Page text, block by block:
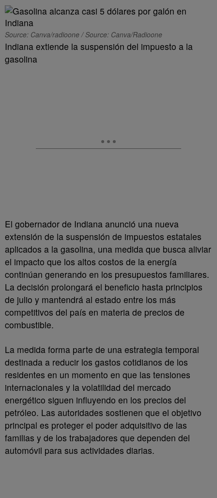
Source: Canva/radioone / Source: Canva/Radioone
Indiana extiende la suspensión del impuesto a la
gasolina
El gobernador de Indiana anunció una nueva
extensión de la suspensión de impuestos estatales
aplicados a la gasolina, una medida que busca aliviar
el impacto que los altos costos de la energía
continúan generando en los presupuestos familiares.
La decisión prolongará el beneficio hasta principios
de julio y mantendrá al estado entre los más
competitivos del país en materia de precios de
combustible.
La medida forma parte de una estrategia temporal
destinada a reducir los gastos cotidianos de los
residentes en un momento en que las tensiones
internacionales y la volatilidad del mercado
energético siguen influyendo en los precios del
petróleo. Las autoridades sostienen que el objetivo
principal es proteger el poder adquisitivo de las
familias y de los trabajadores que dependen del
automóvil para sus actividades diarias.